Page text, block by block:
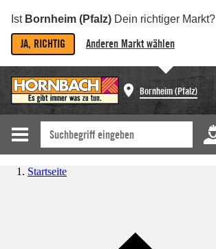
Ist Bornheim (Pfalz) Dein richtiger Markt?
JA, RICHTIG Anderen Markt wählen
Bornheim (Pfalz)
Startseite